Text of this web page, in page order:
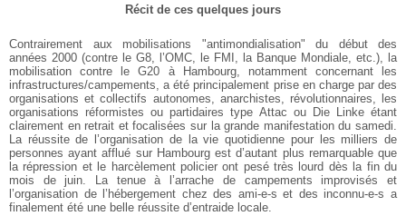
Récit de ces quelques jours
Contrairement aux mobilisations "antimondialisation" du début des
années 2000 (contre le G8, l’OMC, le FMI, la Banque Mondiale, etc.), la
mobilisation contre le G20 à Hambourg, notamment concernant les
infrastructures/campements, a été principalement prise en charge par des
organisations et collectifs autonomes, anarchistes, révolutionnaires, les
organisations réformistes ou partidaires type Attac ou Die Linke étant
clairement en retrait et focalisées sur la grande manifestation du samedi.
La réussite de l’organisation de la vie quotidienne pour les milliers de
personnes ayant afflué sur Hambourg est d’autant plus remarquable que
la répression et le harcèlement policier ont pesé très lourd dès la fin du
mois de juin. La tenue à l’arrache de campements improvisés et
l’organisation de l’hébergement chez des ami-e-s et des inconnu-e-s a
finalement été une belle réussite d’entraide locale.